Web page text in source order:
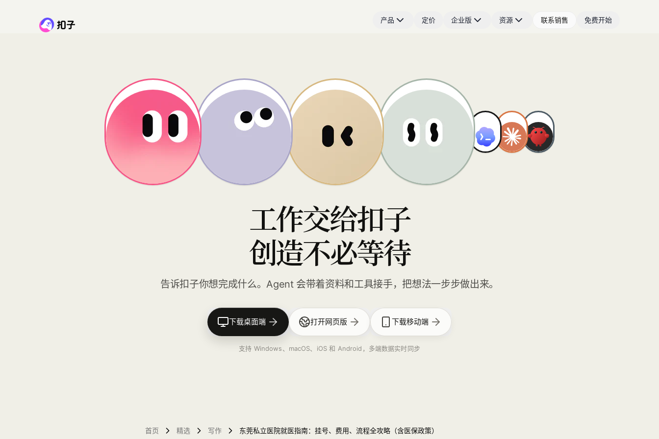
产品 定价 企业版 资源 联系销售 免费开始
工作交给扣子
创造不必等待
告诉扣子你想完成什么。Agent 会带着资料和工具接手，把想法一步步做出来。
下载桌面端 打开网页版 下载移动端
支持 Windows、macOS、iOS 和 Android，多端数据实时同步
首页 精选 写作 东莞私立医院就医指南：挂号、费用、流程全攻略（含医保政策）